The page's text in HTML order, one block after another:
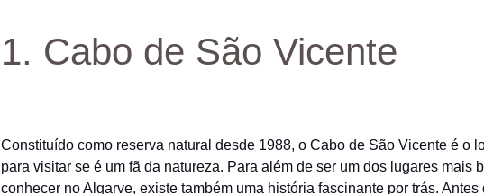
1. Cabo de São Vicente
Constituído como reserva natural desde 1988, o Cabo de São Vicente é o
para visitar se é um fã da natureza. Para além de ser um dos lugares mais
conhecer no Algarve, existe também uma história fascinante por trás. Antes